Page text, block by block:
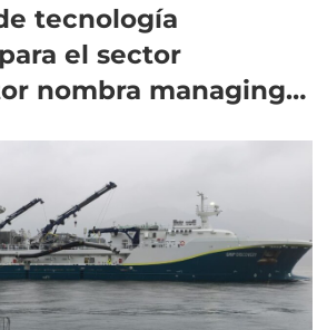
tecnología
el sector
nombra managing